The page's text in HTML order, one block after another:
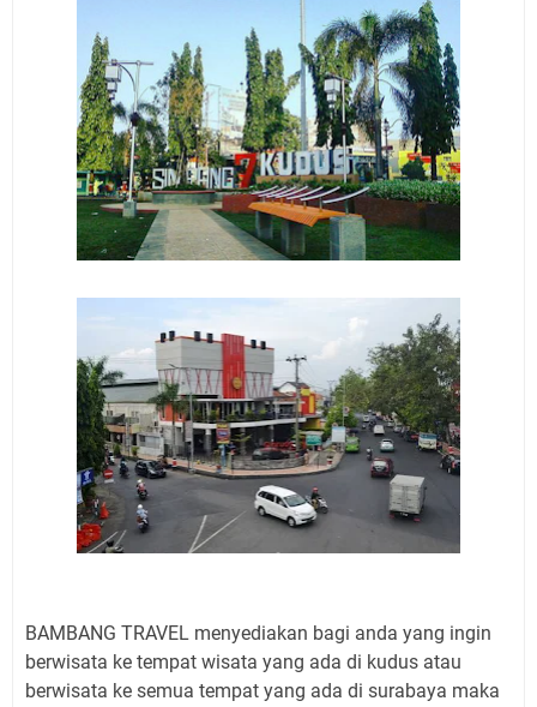
BAMBANG TRAVEL menyediakan bagi anda yang ingin
berwisata ke tempat wisata yang ada di kudus atau
berwisata ke semua tempat yang ada di surabaya maka